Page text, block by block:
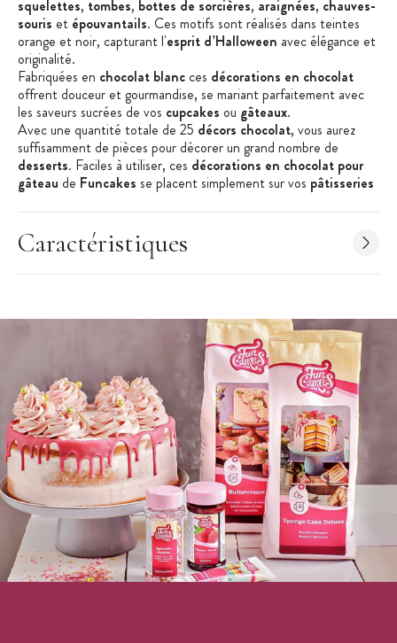
squelettes, tombes, bottes de sorcières, araignées, chauves-
souris et épouvantails. Ces motifs sont réalisés dans teintes
orange et noir, capturant l'esprit d’Halloween avec élégance et
originalité.
Fabriquées en chocolat blanc ces décorations en chocolat
offrent douceur et gourmandise, se mariantparfaitement avec
les saveurs sucrées de vos cupcakes ou gâteaux.
Avec une quantité totale de 25 décors chocolat, vous aurez
suffisamment de pièces pour décorer un grand nombre de
desserts. Faciles à utiliser, ces décorations en chocolat pour
gâteau de Funcakes se placent simplement sur vos pâtisseries
Caractéristiques des décors en chocolat :
Décors en chocolat
Type de chocolat : chocolat blanc
Motif : balai, chaudron, chat, fantôme,squelette, tombe,
bottes, araignée, chauve-souris, épouvantail
Couleur : blanc, orange, noir
Quantité : 25
Ingrédients :sucre, beurre de cacao, lait écrémé en poudre,
lait en poudre (anhydre), émulsifiant : E322 (tournesol),
arôme (vanille), colorant : E101 riboflavine, E120 cochenille,
E133 bleu brillant FCF
Allergènes : lactose, peut contenir des traces de soja
Conservation : dans un endroit sec à l’abri de la lumière entre
15-20 ° C
Marque :Funcakes
Caractéristiques